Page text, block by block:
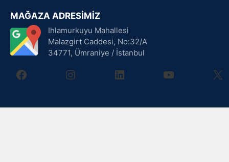
MAĞAZA ADRESİMİZ
Ihlamurkuyu Mahallesi
Malazgirt Caddesi, No:32/A
34771, Ümraniye / İstanbul
facebookinstagramlinkedin youtube X